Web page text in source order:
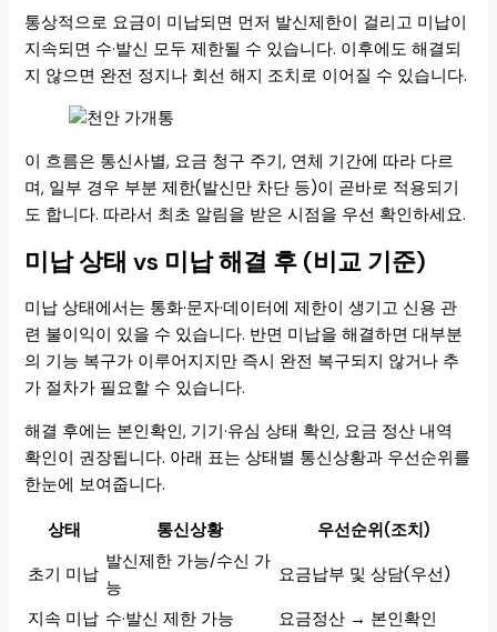
통상적으로 요금이 미납되면 먼저 발신제한이 걸리고 미납이
지속되면 수·발신 모두 제한될 수 있습니다. 이후에도 해결되
지 않으면 완전 정지나 회선 해지 조치로 이어질 수 있습니다.
이 흐름은 통신사별, 요금 청구 주기, 연체 기간에 따라 다르
며, 일부 경우 부분 제한(발신만 차단 등)이 곧바로 적용되기
도 합니다. 따라서 최초 알림을 받은 시점을 우선 확인하세요.
미납 상태 vs 미납 해결 후 (비교 기준)
미납 상태에서는 통화·문자·데이터에 제한이 생기고 신용 관
련 불이익이 있을 수 있습니다. 반면 미납을 해결하면 대부분
의 기능 복구가 이루어지지만 즉시 완전 복구되지 않거나 추
가 절차가 필요할 수 있습니다.
해결 후에는 본인확인, 기기·유심 상태 확인, 요금 정산 내역
확인이 권장됩니다. 아래 표는 상태별 통신상황과 우선순위를
한눈에 보여줍니다.
상태 통신상황 우선순위(조치)
초기 미납
발신제한 가능/수신 가
능
요금납부 및 상담(우선)
지속 미납 수·발신 제한 가능
요금정산 → 본인확인